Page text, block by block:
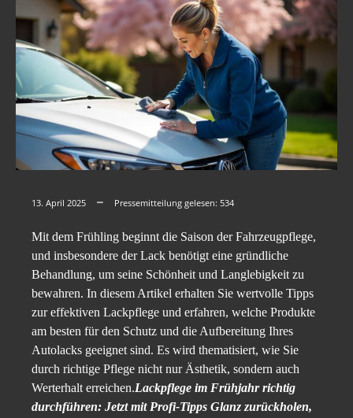
13. April 2025 Pressemitteilung gelesen: 534
Mit dem Frühling beginnt die Saison der Fahrzeugpflege,
und insbesondere der Lack benötigt eine gründliche
Behandlung, um seine Schönheit und Langlebigkeit zu
bewahren. In diesem Artikel erhalten Sie wertvolle Tipps
zur effektiven Lackpflege und erfahren, welche Produkte
am besten für den Schutz und die Aufbereitung Ihres
Autolacks geeignet sind. Es wird thematisiert, wie Sie
durch richtige Pflege nicht nur Ästhetik, sondern auch
Werterhalt erreichen.Lackpflege im Frühjahr richtig
durchführen: Jetzt mit Profi-Tipps Glanz zurückholen,